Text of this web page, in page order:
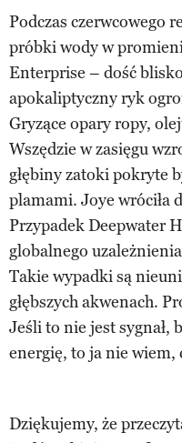
Podczas czerwcowego
próbki wody w
Enterprise – dość
apokaliptyczny ryk
Gryzące opary ropy,
Wszędzie w zasięgu
głębiny zatoki pokryte
plamami. Joye wróciła
Przypadek Deepwater
globalnego
Takie wypadki są
głębszych akwenach.
Jeśli to nie jest sygnał,
energię, to ja nie wiem,
Dziękujemy, że